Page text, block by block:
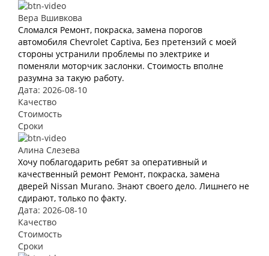
Вера Вшивкова
Сломался Ремонт, покраска, замена порогов
автомобиля Chevrolet Captiva, Без претензий с моей
стороны устранили проблемы по электрике и
поменяли моторчик заслонки. Стоимость вполне
разумна за такую работу.
Дата: 2026-08-10
Качество
Стоимость
Сроки
Алина Слезева
Хочу поблагодарить ребят за оперативный и
качественный ремонт Ремонт, покраска, замена
дверей Nissan Murano. Знают своего дело. Лишнего не
сдирают, только по факту.
Дата: 2026-08-10
Качество
Стоимость
Сроки